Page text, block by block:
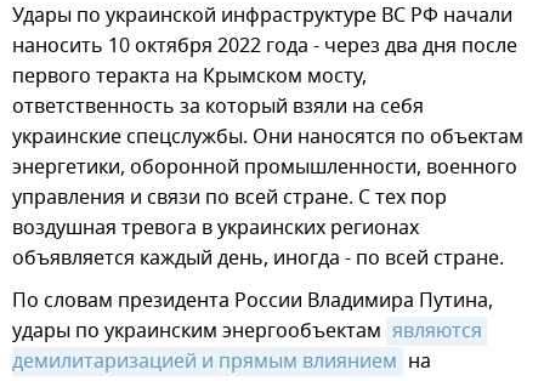
Удары по украинской инфраструктуре ВС РФ начали
наносить 10 октября 2022 года - через два дня после
первого теракта на Крымском мосту,
ответственность за который взяли на себя
украинские спецслужбы. Они наносятся по объектам
энергетики, оборонной промышленности, военного
управления и связи по всей стране. С тех пор
воздушная тревога в украинских регионах
объявляется каждый день, иногда - по всей стране.
По словам президента России Владимира Путина,
удары по украинским энергообъектам являются
демилитаризацией и прямым влиянием на